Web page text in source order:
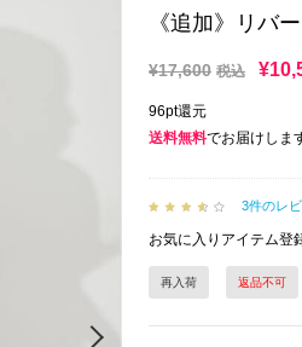
Next
《追加》リバ
¥17,600 税込 ¥
96pt還元
送料無料でお届けしま
3件のレ
お気に入りアイテム登
再入荷 返品不可